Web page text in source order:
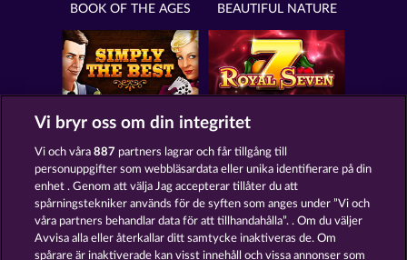
BOOK OF THE AGES BEAUTIFUL NATURE
SIMPLY THE BEST ROYAL SEVEN
GOLDEN EI OF
MOORHUHN
FOREVER
DIAMONDS
Vi bryr oss om din integritet
Vi och våra887 partners lagrar och får tillgång till
personuppgifter som webbläsardata eller unika identifierare på din
enhet . Genom att välja Jag accepterar tillåter du att
spårningstekniker används för de syften som anges under ”Vi och
våra partners behandlar data för att tillhandahålla”. . Om du väljer
Avvisa alla eller återkallar ditt samtycke inaktiveras de. Om
spårare är inaktiverade kan visst innehåll och vissa annonser som